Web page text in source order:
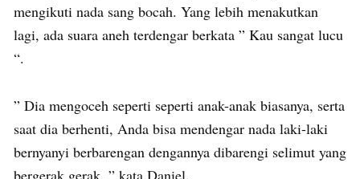
mengikuti nada sang bocah. Yang lebih menakutkan
lagi, ada suara aneh terdengar berkata ” Kau sangat lucu
“.
” Dia mengoceh seperti seperti anak-anak biasanya, serta
saat dia berhenti, Anda bisa mendengar nada laki-laki
bernyanyi berbarengan dengannya dibarengi selimut yang
bergerak gerak, ” kata Daniel.